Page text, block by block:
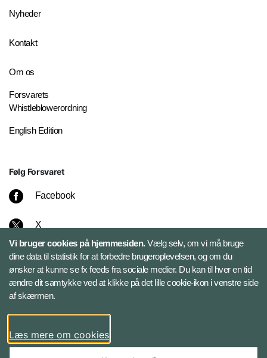
Nyheder
Kontakt
Om os
Forsvarets
Whistleblowerordning
English Edition
Følg Forsvaret
Facebook
X
Instagram
Bluesky
LinkedIn
Vi bruger cookies på hjemmesiden.Vælg selv, om vi må bruge
dine data til statistik for at forbedre brugeroplevelsen, og om du
ønsker at kunne se fx feeds fra sociale medier. Du kan til hver en tid
ændre dit samtykke ved at klikke på det lille cookie-ikon i venstre side
af skærmen.
Læs mere om cookies